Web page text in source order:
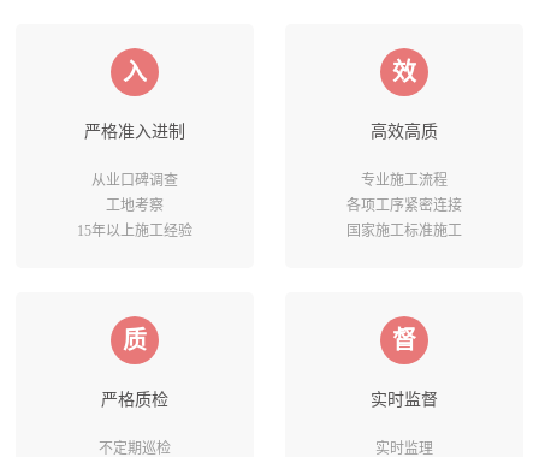
入
严格准入进制
从业口碑调查
工地考察
15年以上施工经验
效
高效高质
专业施工流程
各项工序紧密连接
国家施工标准施工
质
严格质检
不定期巡检
督
实时监督
实时监理